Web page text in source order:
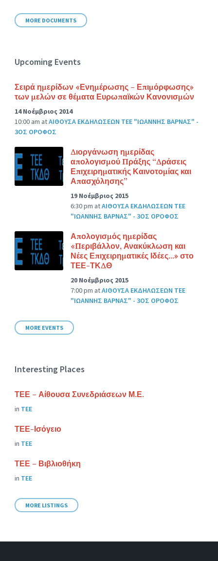
MORE DOCUMENTS
Upcoming Events
Σειρά ημερίδων «Ενημέρωσης – Επιμόρφωσης»
των μελών σε θέματα Ευρωπαϊκών Κανονισμών
14 Νοέμβριος 2014
10:00 am atΑΙΘΟΥΣΑ ΕΚΔΗΛΩΣΕΩΝ ΤΕΕ "ΙΩΑΝΝΗΣ ΒΑΡΝΑΣ" -
3ΟΣ ΟΡΟΦΟΣ
Διοργάνωση ημερίδας
απολογισμού Πράξης “Δράσεις
Επιχειρηματικής Καινοτομίας και
Απασχόλησης”
19 Νοέμβριος 2015
6:30 pm atΑΙΘΟΥΣΑ ΕΚΔΗΛΩΣΕΩΝ ΤΕΕ
"ΙΩΑΝΝΗΣ ΒΑΡΝΑΣ" - 3ΟΣ ΟΡΟΦΟΣ
Απολογισμός ημερίδας
«Περιβάλλον, Ανακύκλωση και
Νέες Επιχειρηματικές Ιδέες…» στο
ΤΕΕ-ΤΚΔΘ
20 Νοέμβριος 2015
7:00 pm atΑΙΘΟΥΣΑ ΕΚΔΗΛΩΣΕΩΝ ΤΕΕ
"ΙΩΑΝΝΗΣ ΒΑΡΝΑΣ" - 3ΟΣ ΟΡΟΦΟΣ
MORE EVENTS
Interesting Places
ΤΕΕ – Αίθουσα Συνεδριάσεων Μ.Ε.
in ΤΕΕ
ΤΕΕ-Ισόγειο
in ΤΕΕ
ΤΕΕ – Βιβλιοθήκη
in ΤΕΕ
MORE LISTINGS